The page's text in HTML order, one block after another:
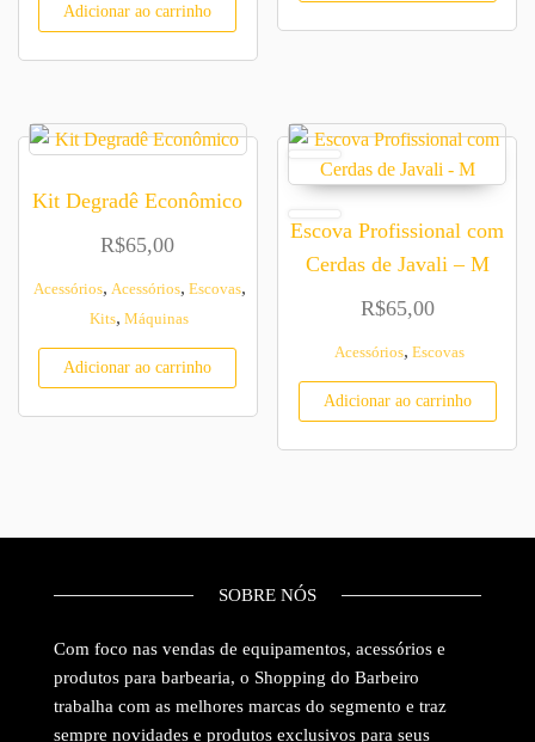
Adicionar ao carrinho
Kit Degradê Econômico
R$65,00
Acessórios, Acessórios, Escovas,
Kits, Máquinas
Adicionar ao carrinho
Escova Profissional com
Cerdas de Javali – M
R$65,00
Acessórios, Escovas
Adicionar ao carrinho
SOBRE NÓS
Com foco nas vendas de equipamentos, acessórios e
produtos para barbearia, o Shopping do Barbeiro
trabalha com as melhores marcas do segmento e traz
sempre novidades e produtos exclusivos para seus